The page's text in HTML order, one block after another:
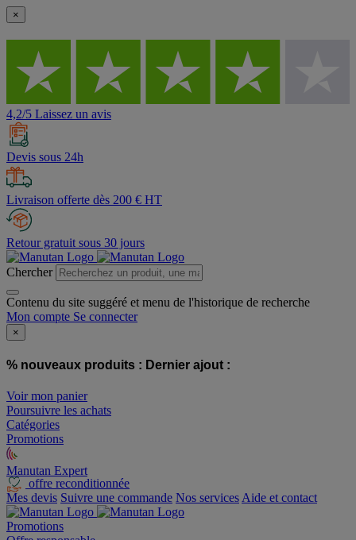
×
4,2/5 Laissez un avis
Devis sous 24h
Livraison offerte dès 200 € HT
Retour gratuit sous 30 jours
Chercher
Contenu du site suggéré et menu de l'historique de recherche
Mon compte Se connecter
×
% nouveaux produits : Dernier ajout :
Voir mon panier
Poursuivre les achats
Catégories
Promotions
Manutan Expert
offre reconditionnée
Mes devis Suivre une commande Nos services Aide et contact
Promotions